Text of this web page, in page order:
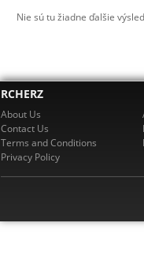
Nie sú tu žiadne ďalšie
RCHERZ
About Us
Contact Us
Terms and Conditions
Privacy Policy